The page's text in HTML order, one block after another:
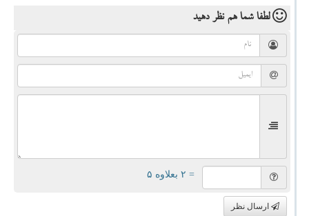
لطفا شما همنظر دهید
= ۲ بعلاوه ۵
ارسال نظر